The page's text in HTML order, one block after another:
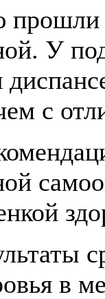
У
с
в